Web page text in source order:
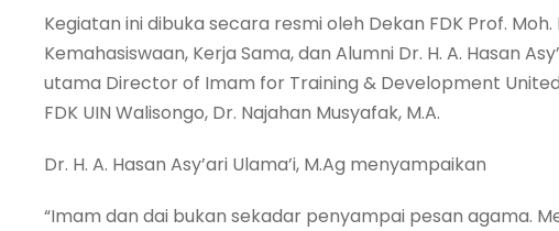
Kegiatan ini dibuka secara resmi oleh Dekan FDK Prof. Moh.
Kemahasiswaan, Kerja Sama, dan Alumni Dr. H. A. Hasan
utama Director of Imam for Training & Development
FDK UIN Walisongo, Dr. Najahan Musyafak, M.A.
Dr. H. A. Hasan Asy’ari Ulama’i, M.Ag menyampaikan
“Imam dan dai bukan sekadar penyampai pesan agama.